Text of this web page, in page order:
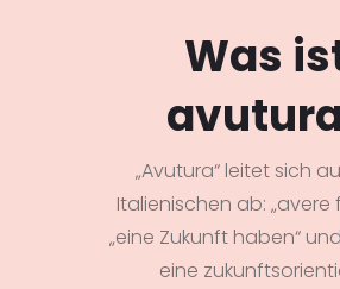
Was
„Avutura“ leitet sich
Italienischen ab: „avere
„eine Zukunft haben“
eine